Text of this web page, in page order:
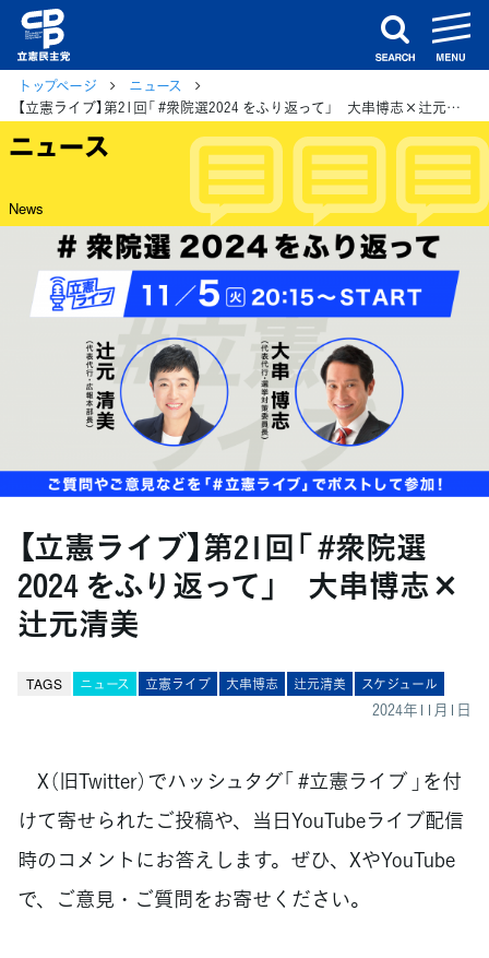
search
トップページ
ニュース
【立憲ライブ】第21回「 #衆院選2024 をふり返って」 大串博志×辻元清美
ニュース
News
【立憲ライブ】第21回「 #衆院選
2024 をふり返って」 大串博志×
辻元清美
TAGS ニュース 立憲ライブ 大串博志 辻元清美 スケジュール
2024年11月1日
X（旧Twitter）でハッシュタグ「 #立憲ライブ 」を付
けて寄せられたご投稿や、当日YouTubeライブ配信
時のコメントにお答えします。ぜひ、XやYouTube
で、ご意見・ご質問をお寄せください。